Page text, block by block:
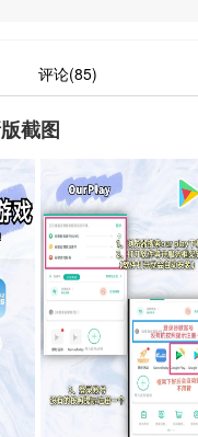
评论(85)
截图